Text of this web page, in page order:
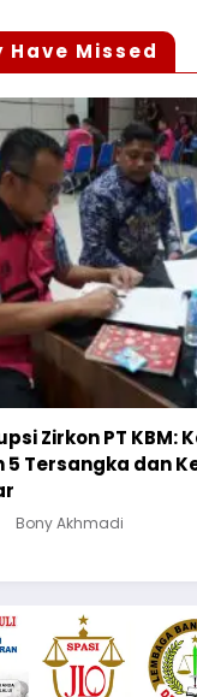
Have Missed
Bullying, Sikum
Pelajar SMAN 6
2026